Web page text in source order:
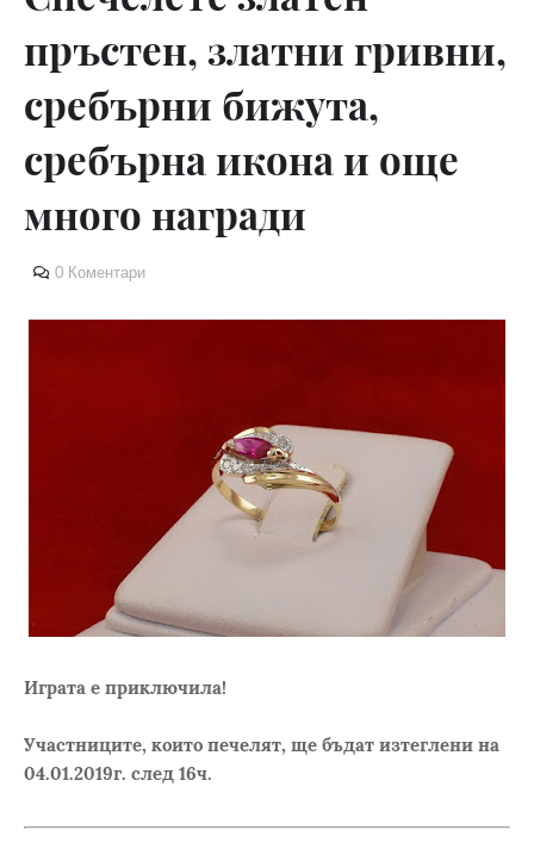
пръстен, златни гривни,
сребърни бижута,
сребърна икона и още
много награди
0 Коментари
Играта е приключила!
Участниците, които печелят, ще бъдат изтеглени на
04.01.2019г. след 16ч.